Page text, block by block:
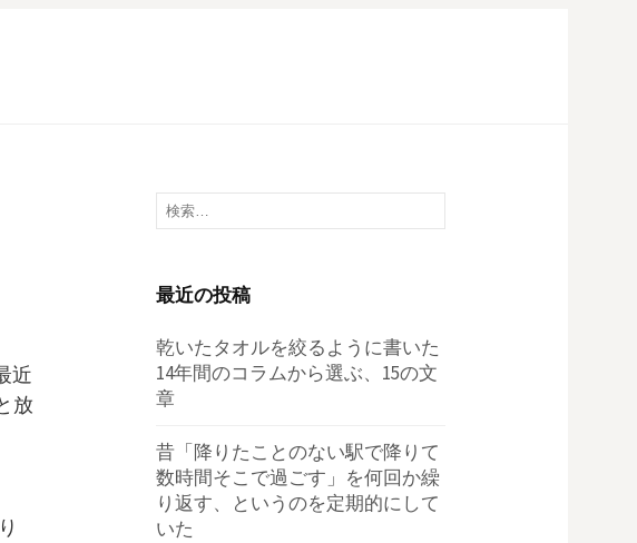
近
放
検
索:
最近の投稿
乾いたタオルを絞るように書いた
14年間のコラムから選ぶ、15の文
章
昔「降りたことのない駅で降りて
数時間そこで過ごす」を何回か繰
り返す、というのを定期的にして
いた